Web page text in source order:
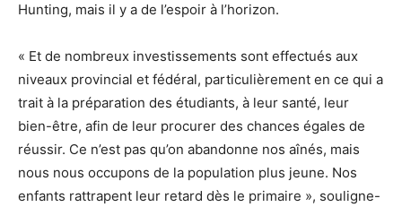
Hunting, mais il y a de l’espoir à l’horizon.
« Et de nombreux investissements sont effectués aux
niveaux provincial et fédéral, particulièrement en ce qui a
trait à la préparation des étudiants, à leur santé, leur
bien-être, afin de leur procurer des chances égales de
réussir. Ce n’est pas qu’on abandonne nos aînés, mais
nous nous occupons de la population plus jeune. Nos
enfants rattrapent leur retard dès le primaire », souligne-